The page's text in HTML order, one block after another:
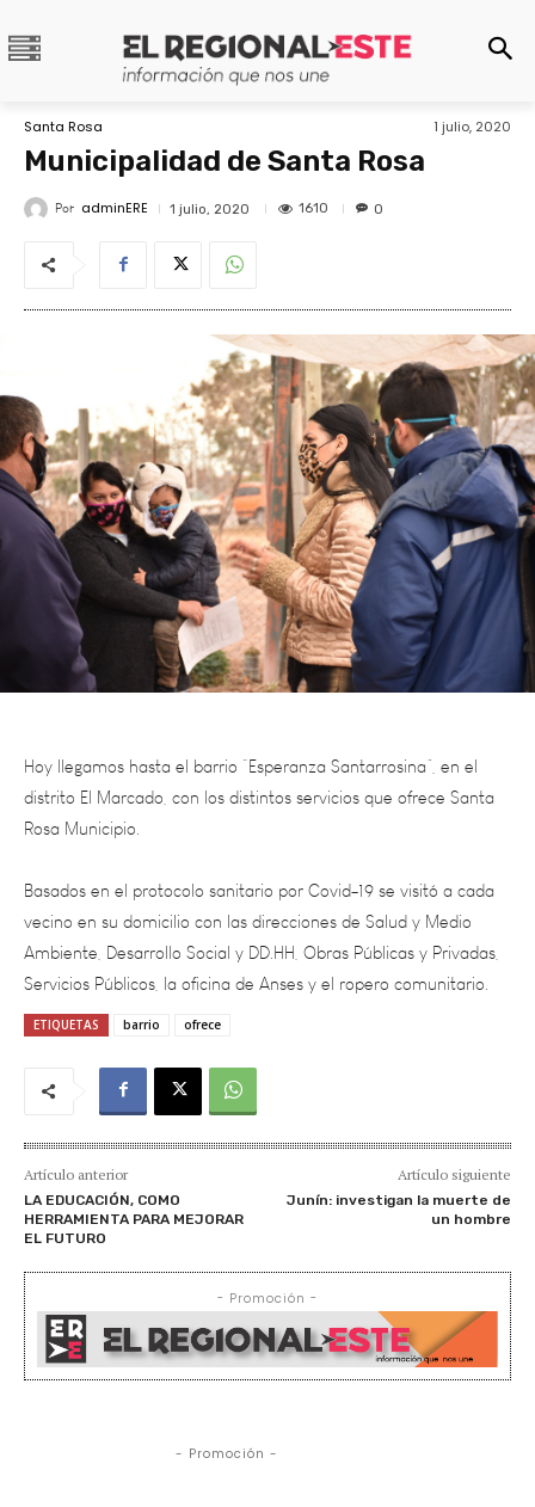
Santa Rosa 1 julio, 2020
Municipalidad de Santa Rosa
Por adminERE 1 julio, 2020 1610 0
Hoy llegamos hasta el barrio “Esperanza Santarrosina”, en el
distrito El Marcado, con los distintos servicios que ofrece Santa
Rosa Municipio.
Basados en el protocolo sanitario por Covid-19 se visitó a cada
vecino en su domicilio con las direcciones de Salud y Medio
Ambiente, Desarrollo Social y DD.HH, Obras Públicas y Privadas,
Servicios Públicos, la oficina de Anses y el ropero comunitario.
ETIQUETAS barrio ofrece
Artículo anterior
LA EDUCACIÓN, COMO
HERRAMIENTA PARA MEJORAR
EL FUTURO
Artículo siguiente
Junín: investigan la muerte de
un hombre
- Promoción -
- Promoción -